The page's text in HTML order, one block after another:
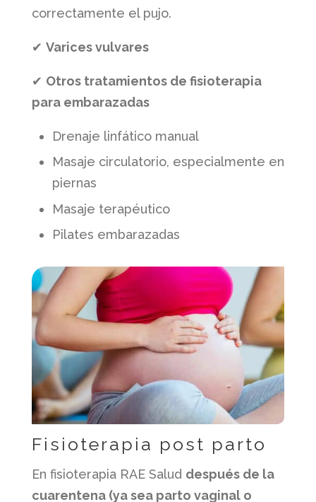
correctamente el pujo.
✔ Varices vulvares
✔ Otros tratamientos de fisioterapia
para embarazadas
Drenaje linfático manual
Masaje circulatorio, especialmente en
piernas
Masaje terapéutico
Pilates embarazadas
Fisioterapia post parto
En fisioterapia RAE Salud después de la
cuarentena (ya sea parto vaginal o